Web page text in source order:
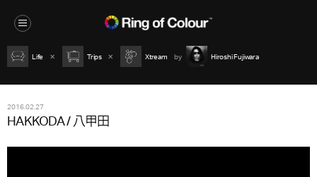
Life Trips Xtream Hiroshi Fujiwara
2016.02.27
HAKKODA / 八甲田